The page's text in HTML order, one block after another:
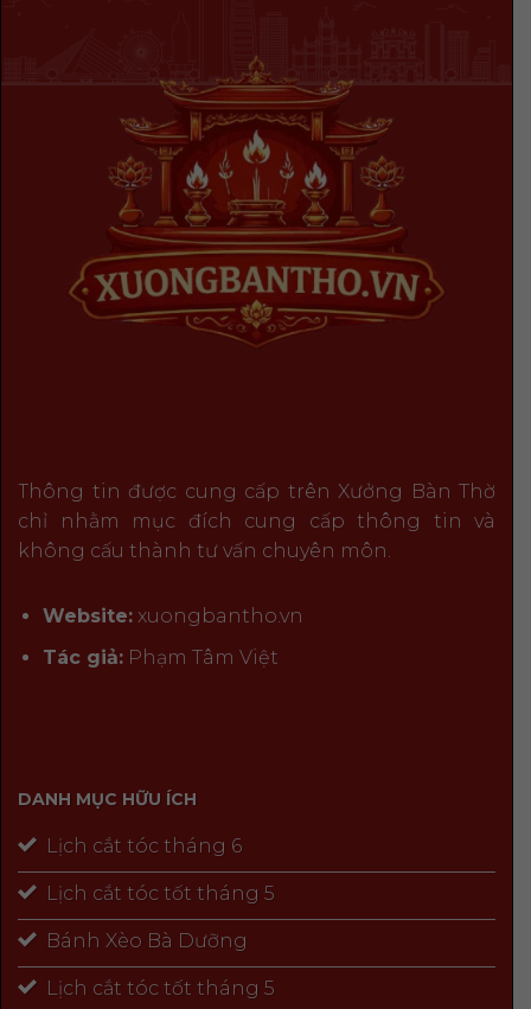
Thông tin được cung cấp trên Xưởng Bàn Thờ
chỉ nhằm mục đích cung cấp thông tin và
không cấu thành tư vấn chuyên môn.
Website:xuongbantho.vn
Tác giả:Phạm Tâm Việt
DANH MỤC HỮU ÍCH
Lịch cắt tóc tháng 6
Lịch cắt tóc tốt tháng 5
Bánh Xèo Bà Dưỡng
Lịch cắt tóc tốt tháng 5